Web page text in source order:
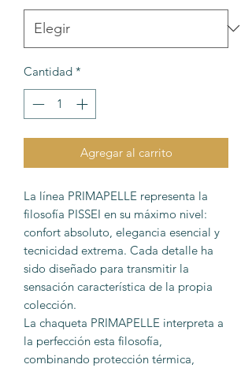
Cantidad *
Agregar al carrito
La línea PRIMAPELLE representa la
filosofía PISSEI en su máximo nivel:
confort absoluto, elegancia esencial y
tecnicidad extrema. Cada detalle ha
sido diseñado para transmitir la
sensación característica de la propia
colección.
La chaqueta PRIMAPELLE interpreta a
la perfección esta filosofía,
combinando protección térmica,